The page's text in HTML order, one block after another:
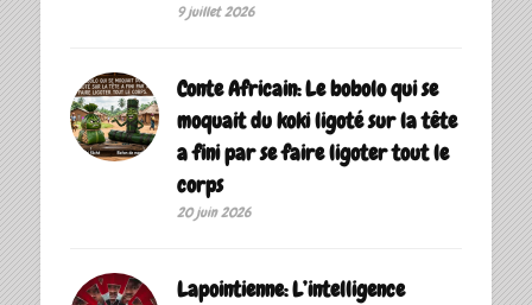
9 juillet 2026
Conte Africain: Le bobolo qui se
moquait du koki ligoté sur la tête
a fini par se faire ligoter tout le
corps
20 juin 2026
Lapointienne: L’intelligence